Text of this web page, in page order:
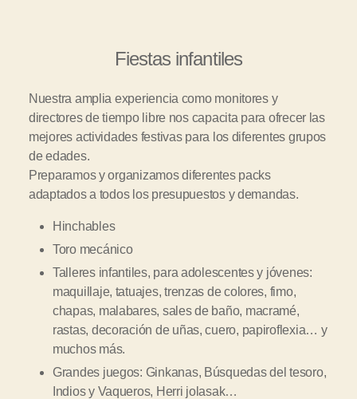
Fiestas infantiles
Nuestra amplia experiencia como monitores y
directores de tiempo libre nos capacita para ofrecer las
mejores actividades festivas para los diferentes grupos
de edades.
Preparamos y organizamos diferentes packs
adaptados a todos los presupuestos y demandas.
Hinchables
Toro mecánico
Talleres infantiles, para adolescentes y jóvenes:
maquillaje, tatuajes, trenzas de colores, fimo,
chapas, malabares, sales de baño, macramé,
rastas, decoración de uñas, cuero, papiroflexia… y
muchos más.
Grandes juegos: Ginkanas, Búsquedas del tesoro,
Indios y Vaqueros, Herri jolasak…